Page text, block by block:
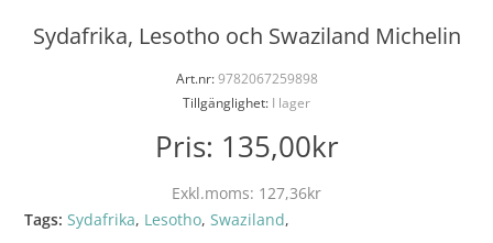
Sydafrika, Lesotho och Swaziland Michelin
Art.nr:9782067259898
Tillgänglighet: I lager
Pris: 135,00kr
Exkl.moms: 127,36kr
Tags: Sydafrika, Lesotho,Swaziland,